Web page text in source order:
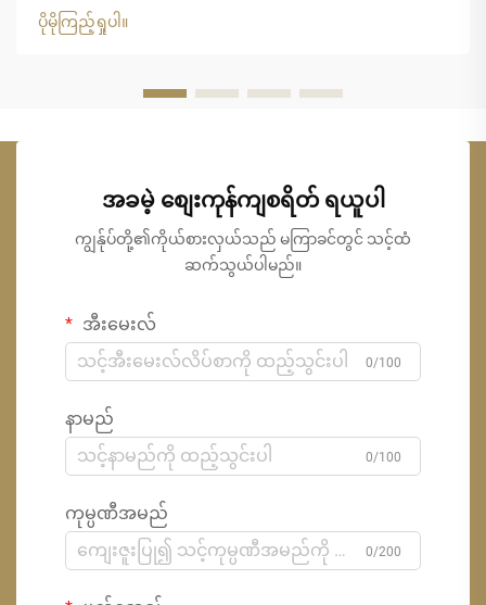
အသွေးအရောင်ကို ရရှိလိုသော စီးပွားရေးလုပ်ငန်းများအတွက်
သာမောင်းလုံအိမ်ခေါင်မိုးသည် စံပြဖြစ်သော အဖြေရှာဖွေမှုတစ်ခု
ပိုမိုကြည့်ရှုပါ။
အခမဲ့ စျေးကုန်ကျစရိတ် ရယူပါ
ကျွန်ုပ်တို့၏ကိုယ်စားလှယ်သည် မကြာခင်တွင် သင့်ထံ
ဆက်သွယ်ပါမည်။
အီးမေးလ်
0/100
နာမည်
0/100
ကုမ္ပဏီအမည်
0/200